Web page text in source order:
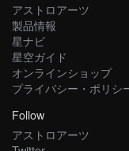
アストロアーツ
製品情報
星ナビ
星空ガイド
オンラインショップ
プライバシー・ポリシ
Follow
アストロアーツ